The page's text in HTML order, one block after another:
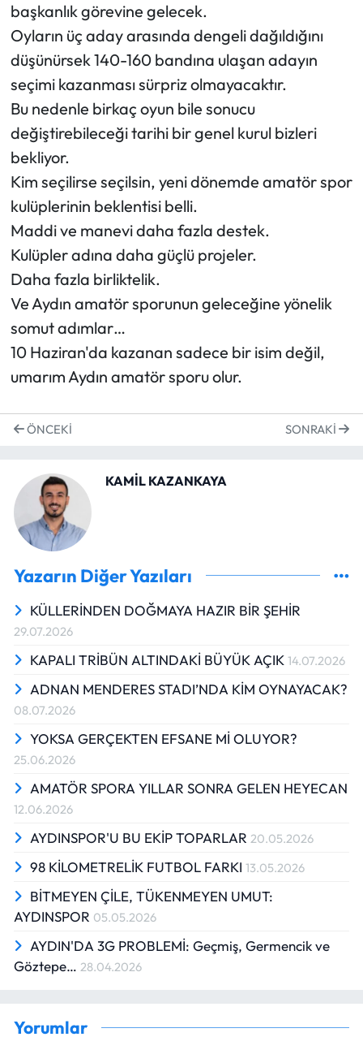
başkanlık görevine gelecek.
Oyların üç aday arasında dengeli dağıldığını
düşünürsek 140-160 bandına ulaşan adayın
seçimi kazanması sürpriz olmayacaktır.
Bu nedenle birkaç oyun bile sonucu
değiştirebileceği tarihi bir genel kurul bizleri
bekliyor.
Kim seçilirse seçilsin, yeni dönemde amatör spor
kulüplerinin beklentisi belli.
Maddi ve manevi daha fazla destek.
Kulüpler adına daha güçlü projeler.
Daha fazla birliktelik.
Ve Aydın amatör sporunun geleceğine yönelik
somut adımlar…
10 Haziran'da kazanan sadece bir isim değil,
umarım Aydın amatör sporu olur.
ÖNCEKI SONRAKI
KAMİL KAZANKAYA
Yazarın Diğer Yazıları
KÜLLERİNDEN DOĞMAYA HAZIR BİR ŞEHİR
29.07.2026
KAPALI TRİBÜN ALTINDAKİ BÜYÜK AÇIK 14.07.2026
ADNAN MENDERES STADI’NDA KİM OYNAYACAK?
08.07.2026
YOKSA GERÇEKTEN EFSANE Mİ OLUYOR?
25.06.2026
AMATÖR SPORA YILLAR SONRA GELEN HEYECAN
12.06.2026
AYDINSPOR'U BU EKİP TOPARLAR 20.05.2026
98 KİLOMETRELİK FUTBOL FARKI 13.05.2026
BİTMEYEN ÇİLE, TÜKENMEYEN UMUT:
AYDINSPOR 05.05.2026
AYDIN'DA 3G PROBLEMİ: Geçmiş, Germencik ve
Göztepe… 28.04.2026
Yorumlar